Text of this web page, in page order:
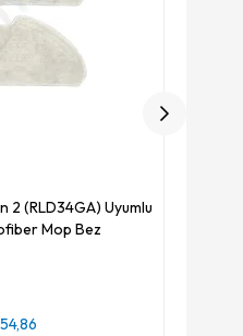
2 (RLD34GA) Uyumlu
Mop Bez